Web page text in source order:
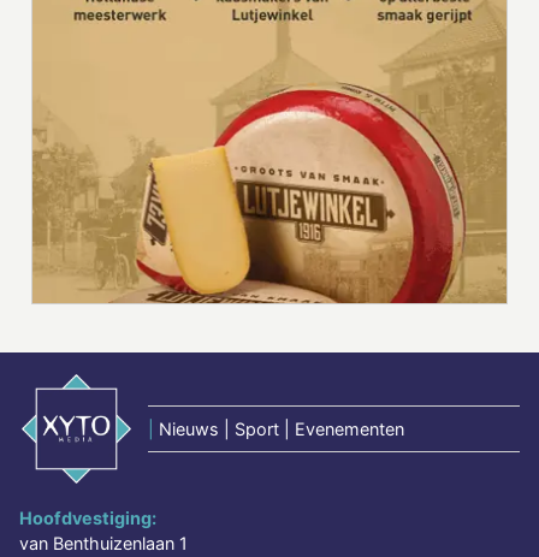
Nieuws | Sport | Evenementen
Hoofdvestiging:
van Benthuizenlaan 1